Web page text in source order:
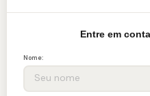
Entre em
Nome: